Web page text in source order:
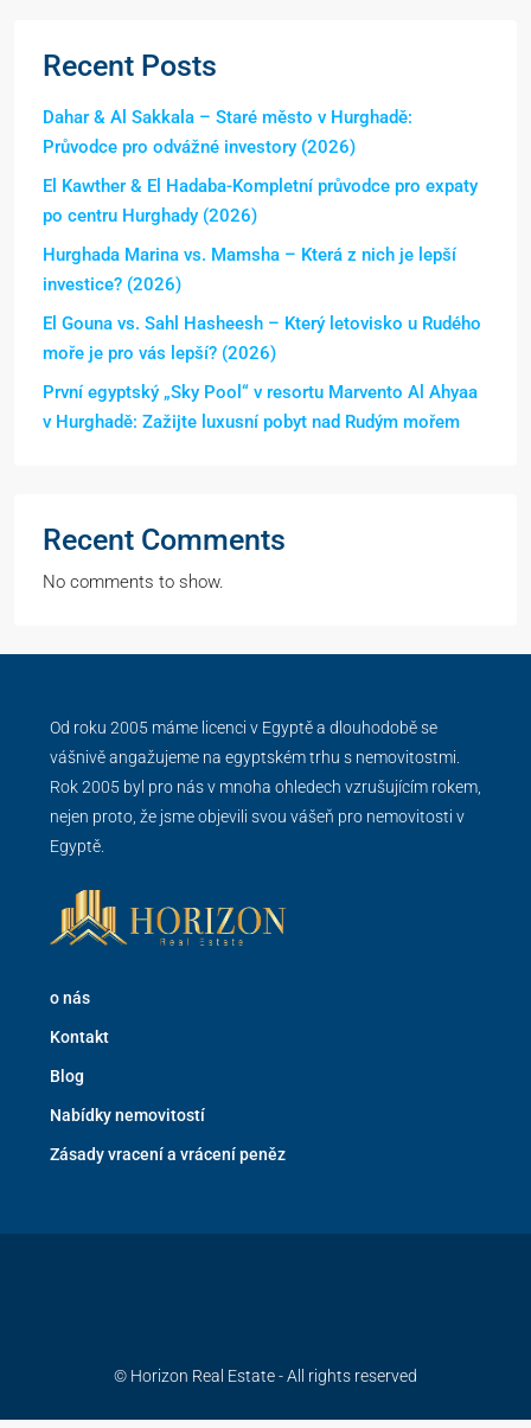
Recent Posts
Dahar & Al Sakkala – Staré město v Hurghadě:
Průvodce pro odvážné investory (2026)
El Kawther & El Hadaba-Kompletní průvodce pro expaty
po centru Hurghady (2026)
Hurghada Marina vs. Mamsha – Která z nich je lepší
investice? (2026)
El Gouna vs. Sahl Hasheesh – Který letovisko u Rudého
moře je pro vás lepší? (2026)
První egyptský „Sky Pool“ v resortu Marvento Al Ahyaa
v Hurghadě: Zažijte luxusní pobyt nad Rudým mořem
Recent Comments
No comments to show.
Od roku 2005 máme licenci v Egyptě a dlouhodobě se
vášnivě angažujeme na egyptském trhu s nemovitostmi.
Rok 2005 byl pro nás v mnoha ohledech vzrušujícím rokem,
nejen proto, že jsme objevili svou vášeň pro nemovitosti v
Egyptě.
o nás
Kontakt
Blog
Nabídky nemovitostí
Zásady vracení a vrácení peněz
© Horizon Real Estate - All rights reserved